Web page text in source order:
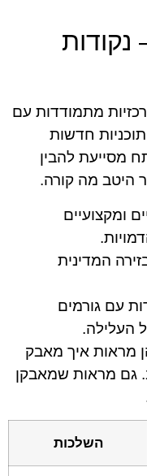
ספין פרק 7 – נקודות
מתמודדות עם
חדשות
מסייעת להבין
היטב מה קורה.
ומקצועיים
המדינית
עם גורמים
העלילה.
מראות איך מאבק
גם מראות שמאבקן
השלכות